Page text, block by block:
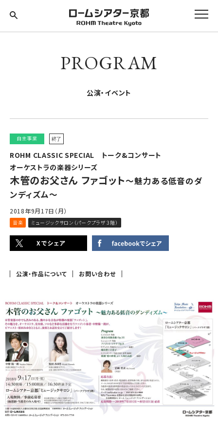
PROGRAM
公演・イベント
自主事業 終了
ROHM CLASSIC SPECIAL トーク&コンサート
オーケストラの楽器シリーズ
木管のお父さん ファゴット～魅力ある低音のダ
ンディズム～
2018年9月17日（月）
音楽 ミュージックサロン（パークプラザ３階）
公演・作品について お問い合わせ